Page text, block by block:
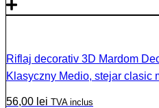
Riflaj decorativ 3D Mardom
Klasyczny Medio, stejar clasic
56,00 lei TVA inclus